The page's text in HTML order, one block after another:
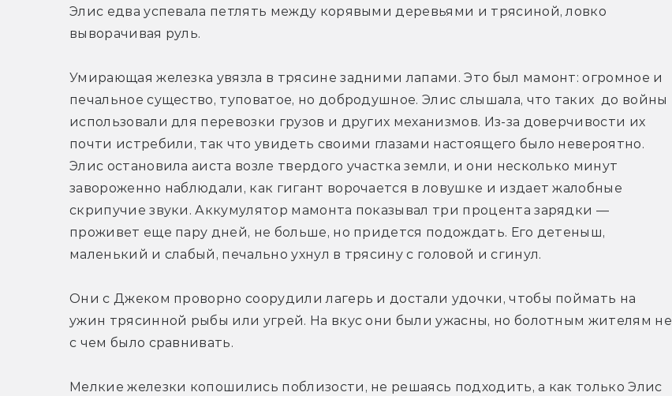
Элис едва успевала петлять между корявыми деревьями и трясиной, ловко
выворачивая руль.
Умирающая железка увязла в трясине задними лапами. Это был мамонт: огромное и
печальное существо, туповатое, но добродушное. Элис слышала, что таких  до войны
использовали для перевозки грузов и других механизмов. Из-за доверчивости их
почти истребили, так что увидеть своими глазами настоящего было невероятно.
Элис остановила аиста возле твердого участка земли, и они несколько минут
завороженно наблюдали, как гигант ворочается в ловушке и издает жалобные
скрипучие звуки. Аккумулятор мамонта показывал три процента зарядки —
проживет еще пару дней, не больше, но придется подождать. Его детеныш,
маленький и слабый, печально ухнул в трясину с головой и сгинул.
Они с Джеком проворно соорудили лагерь и достали удочки, чтобы поймать на
ужин трясинной рыбы или угрей. На вкус они были ужасны, но болотным жителям не
с чем было сравнивать.
Мелкие железки копошились поблизости, не решаясь подходить, а как только Элис